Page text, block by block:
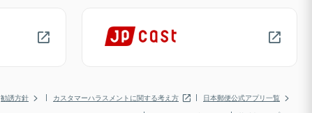
勧誘方針 カスタマーハラスメントに関する考え方
日本郵便公式アプリ一覧